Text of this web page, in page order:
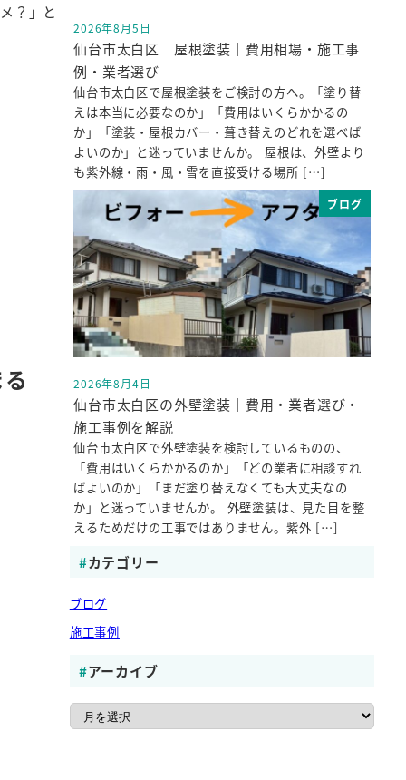
？」と
投稿日
2026年8月5日
仙台市太白区 屋根塗装｜費用相場・施工事
例・業者選び
仙台市太白区で屋根塗装をご検討の方へ。「塗り替
えは本当に必要なのか」「費用はいくらかかるの
か」「塗装・屋根カバー・葺き替えのどれを選べば
よいのか」と迷っていませんか。 屋根は、外壁より
も紫外線・雨・風・雪を直接受ける場所 […]
ブログ
投稿日
2026年8月4日
仙台市太白区の外壁塗装｜費用・業者選び・
施工事例を解説
仙台市太白区で外壁塗装を検討しているものの、
「費用はいくらかかるのか」「どの業者に相談すれ
ばよいのか」「まだ塗り替えなくても大丈夫なの
か」と迷っていませんか。 外壁塗装は、見た目を整
えるためだけの工事ではありません。紫外 […]
カテゴリー
ブログ
施工事例
アーカイブ
ア
ー